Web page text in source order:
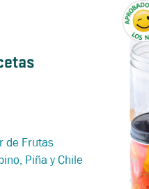
de Frutas
Piña y Chile